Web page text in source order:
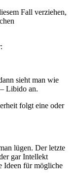
Fall verziehen,
sieht man wie
Libido an.
folgt eine oder
lügen. Der letzte
gar Intellekt
Ideen für mögliche